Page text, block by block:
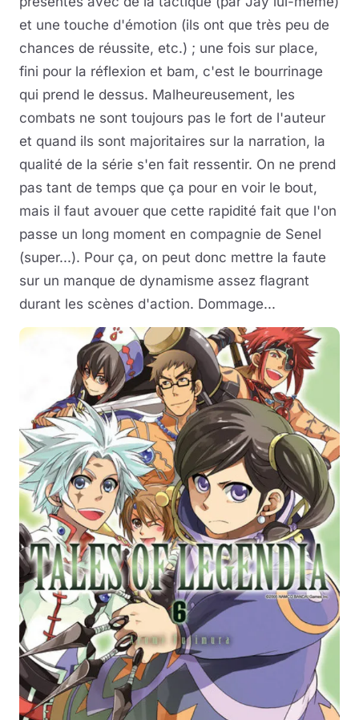
et une touche d'émotion (ils ont que très peu de
chances de réussite, etc.) ; une fois sur place,
fini pour la réflexion et bam, c'est le bourrinage
qui prend le dessus. Malheureusement, les
combats ne sont toujours pas le fort de l'auteur
et quand ils sont majoritaires sur la narration, la
qualité de la série s'en fait ressentir. On ne prend
pas tant de temps que ça pour en voir le bout,
mais il faut avouer que cette rapidité fait que l'on
passe un long moment en compagnie de Senel
(super...). Pour ça, on peut donc mettre la faute
sur un manque de dynamisme assez flagrant
durant les scènes d'action. Dommage...